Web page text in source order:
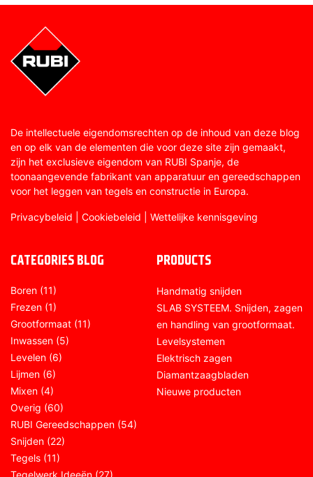
De intellectuele eigendomsrechten op de inhoud van deze blog
en op elk van de elementen die voor deze site zijn gemaakt,
zijn het exclusieve eigendom van RUBI Spanje, de
toonaangevende fabrikant van apparatuur en gereedschappen
voor het leggen van tegels en constructie in Europa.
Privacybeleid Cookiebeleid Wettelijke kennisgeving
CATEGORIES BLOG
Boren (11)
Frezen (1)
Grootformaat (11)
Inwassen (5)
Levelen (6)
Lijmen (6)
Mixen (4)
Overig (60)
RUBI Gereedschappen (54)
Snijden (22)
Tegels (11)
PRODUCTS
Handmatig snijden
SLAB SYSTEEM. Snijden, zagen
en handling van grootformaat.
Levelsystemen
Elektrisch zagen
Diamantzaagbladen
Nieuwe producten